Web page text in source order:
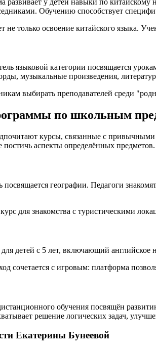
развивает у детей навыки по
Обучению способствует
не только освоение китайского языка.
языковой категории посвящается
музыкальные произведения,
выбирать преподавателей среди
по школьным
курсы, связанные с
аспекты определённых предметов.
посвящается географии. Педагоги
для знакомства с туристическими
детей с 5 лет, включающий
сочетается с игровым: платформа
обучения посвящён
решение логических задач,
Екатерины Бунеевой